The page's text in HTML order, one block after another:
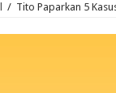
/ Tito Paparkan 5